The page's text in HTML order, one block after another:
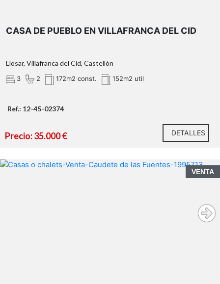
CASA DE PUEBLO EN VILLAFRANCA DEL CID
Llosar, Villafranca del Cid, Castellón
3 2 172m2 const. 152m2 util
Ref.: 12-45-02374
Precio: 35.000 € DETALLES
VENTA